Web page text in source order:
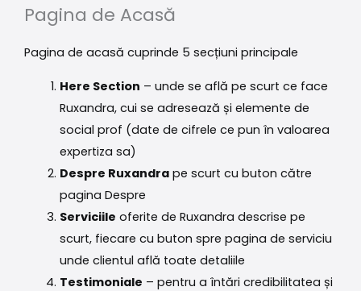
Pagina de Acasă
Pagina de acasă cuprinde 5 secțiuni principale
Here Section – unde se află pe scurt ce face
Ruxandra, cui se adresează și elemente de
social prof (date de cifrele ce pun în valoarea
expertiza sa)
Despre Ruxandrape scurt cu buton către
pagina Despre
Serviciile oferite de Ruxandra descrise pe
scurt, fiecare cu buton spre pagina de serviciu
unde clientul află toate detaliile
Testimoniale – pentru a întări credibilitatea și